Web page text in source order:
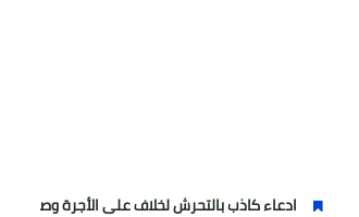
كاذب بالتحرش لخلاف على الأجرة وصحفية وهمية